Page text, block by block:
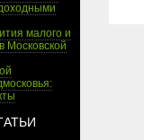
малого и
Московской